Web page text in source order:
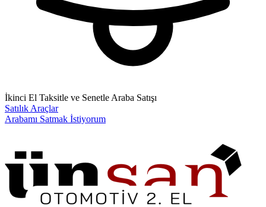
İkinci El Taksitle ve Senetle Araba Satışı
Satılık Araçlar
Arabamı Satmak İstiyorum